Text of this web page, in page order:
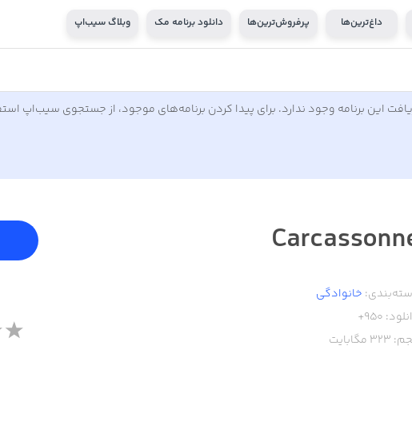
داغ‌ترین‌ها پرفروش‌ترین‌ها دانلود برنامه مک وبلاگ سیب‌اپ
این برنامه وجود ندارد. برای پیدا کردن برنامه‌های موجود، از جستجوی سیب‌اپ
خانوادگی
950+
323 مگابایت